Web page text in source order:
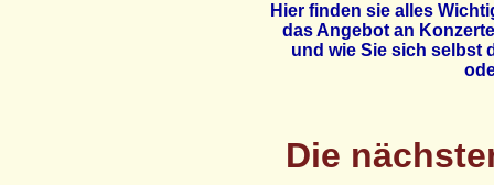
Hier finden sie alles
das Angebot an
und wie Sie sich selbst
Die